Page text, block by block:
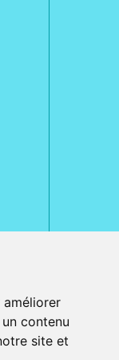
contenu
site et